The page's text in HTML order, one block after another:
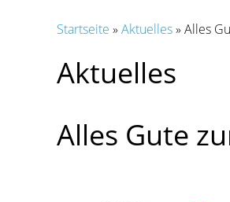
Startseite » Aktuelles» Alles
Aktuelles
Alles Gute